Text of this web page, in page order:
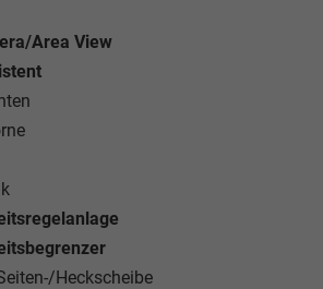
Area View
Heckscheibe